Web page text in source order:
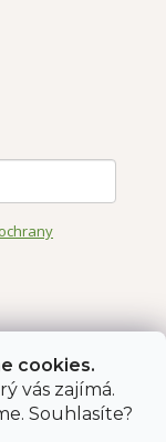
cookies.
vás zajímá.
Souhlasíte?
ochrany
podmínky